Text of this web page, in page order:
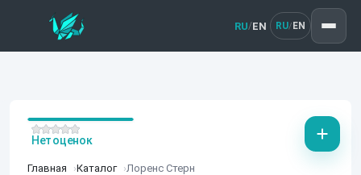
RU/EN RU/ EN
Главная Каталог Лоренс Стерн
Нет оценок